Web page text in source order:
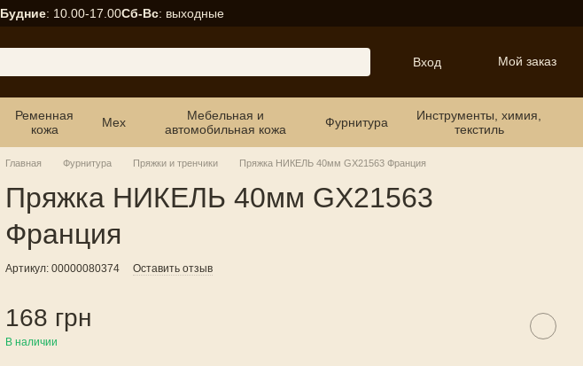
Будние: 10.00-17.00Сб-Вс: выходные
Вход Мой заказ
Ременная
кожа
Мех
Мебельная и
автомобильная кожа
Фурнитура
Инструменты, химия,
текстиль
Главная Фурнитура Пряжки и тренчики Пряжка НИКЕЛЬ 40мм GX21563 Франция
Пряжка НИКЕЛЬ 40мм GX21563
Франция
Артикул: 00000080374 Оставить отзыв
168 грн
В наличии